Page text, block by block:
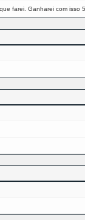
farei. Ganharei com isso